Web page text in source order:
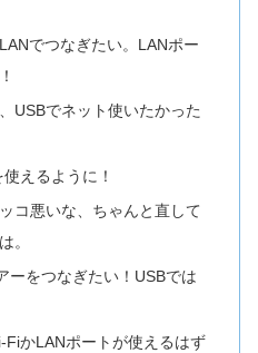
でつなぎたい。LANポー
USBでネット使いたかった
えるように！
コ悪いな、ちゃんと直して
。
ーをつなぎたい！USBでは
FiかLANポートが使えるはず